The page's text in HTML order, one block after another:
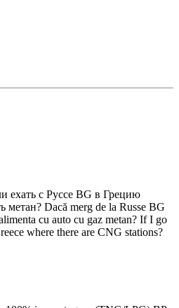
ехать с Руссе BG в Грецию
метан? Dacă merg de la Russe BG
cu auto cu gaz metan? If I go
where there are CNG stations?